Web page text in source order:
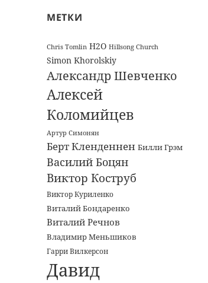
МЕТКИ
Chris Tomlin H2O Hillsong Church
Simon Khorolskiy
Александр Шевченко
Алексей
Коломийцев
Артур Симонян
Берт Кленденнен Билли Грэм
Василий Боцян
Виктор Коструб
Виктор Куриленко
Виталий Бондаренко
Виталий Речнов
Владимир Меньшиков
Гарри Вилкерсон
Давид